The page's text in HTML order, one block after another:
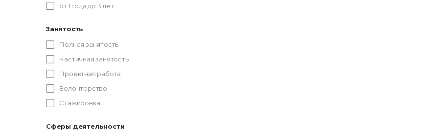
от 1 года до 3 лет
Занятость
Полная занятость
Частичная занятость
Проектная работа
Волонтерство
Стажировка
Сферы деятельности